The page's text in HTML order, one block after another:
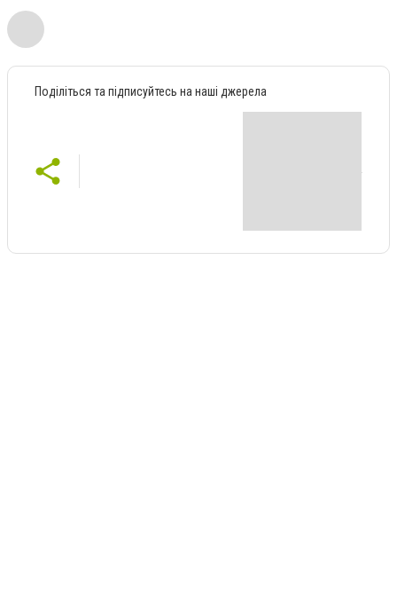
Поділіться та підписуйтесь на наші джерела